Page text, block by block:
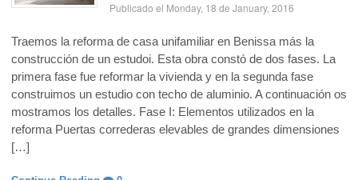
Publicado el Monday, 18 de January, 2016
Traemos la reforma de casa unifamiliar en Benissa más la
construcción de un estudoi. Esta obra constó de dos fases. La
primera fase fue reformar la vivienda y en la segunda fase
construimos un estudio con techo de aluminio. A continuación os
mostramos los detalles. Fase I: Elementos utilizados en la
reforma Puertas correderas elevables de grandes dimensiones
[…]